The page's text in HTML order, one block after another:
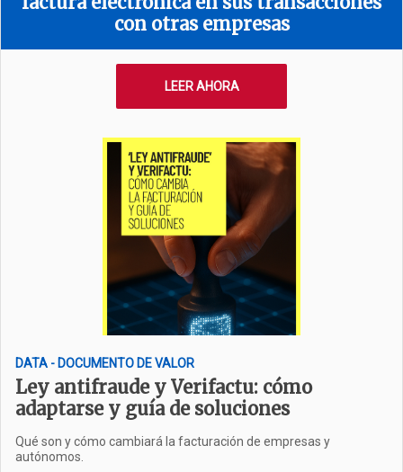
con otras empresas
LEER AHORA
DATA - DOCUMENTO DE VALOR
Ley antifraude y Verifactu: cómo
adaptarse y guía de soluciones
Qué son y cómo cambiará la facturación de empresas y
autónomos.